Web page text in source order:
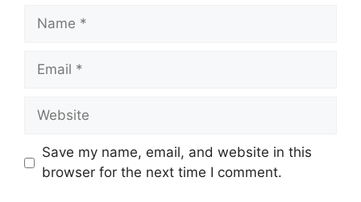
Name
Email
Website
Save my name, email, and website in this
browser for the next time I comment.